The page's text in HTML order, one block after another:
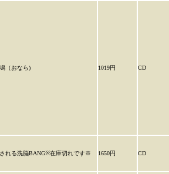
（おなら) 1019円 CD
れる洗脳BANG※在庫切れです※ 1650円 CD